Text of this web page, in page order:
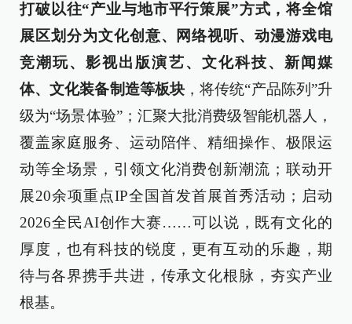
打破以往“产业与地市平行策展”方式，将全馆
展区划分为文化创意、网络视听、动漫游戏电
竞潮玩、影视出版演艺、文化科技、新闻媒
体、文化装备制造等板块，将传统“产品陈列”升
级为“场景体验”；汇聚大批消费级智能机器人，
覆盖家庭服务、运动陪伴、精细操作、极限运
动等全场景，引领文化消费创新潮流；联动开
展20余项重点IP全国首发首展首秀活动；启动
2026全民AI创作大赛……可以说，既有文化的
厚度，也有科技的锐度，更有互动的乐趣，期
待与各界携手共进，传承文化根脉，夯实产业
根基。